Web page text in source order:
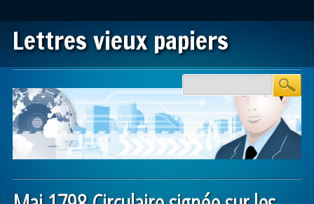
Lettres vieux papiers
Main menu